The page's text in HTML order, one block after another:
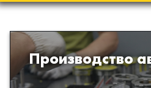
Производство
Разработка и
из